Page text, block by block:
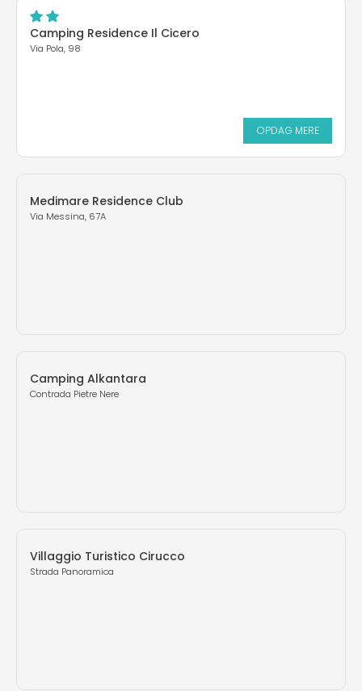
Camping Residence Il Cicero
Via Pola, 98
OPDAG MERE
Medimare Residence Club
Via Messina, 67A
Camping Alkantara
Contrada Pietre Nere
Villaggio Turistico Cirucco
Strada Panoramica